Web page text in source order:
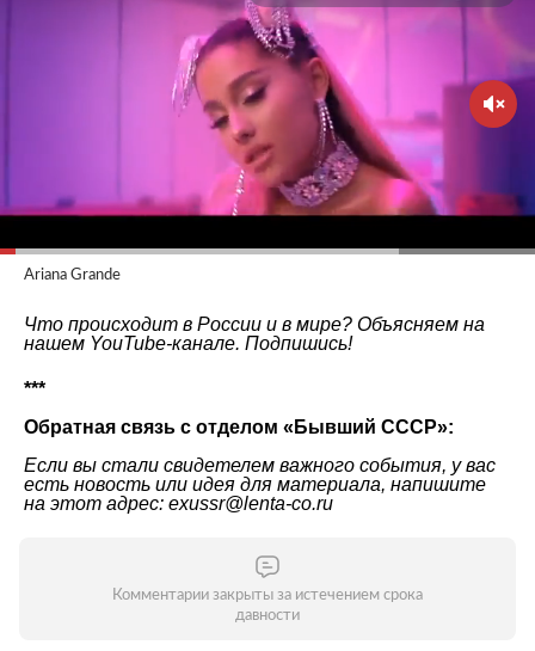
Ariana Grande
Что происходит в России и в мире? Объясняем на
нашем YouTube-канале. Подпишись!
***
Обратная связь с отделом « Бывший СССР»:
Если вы стали свидетелем важного события, у вас
есть новость или идея для материала, напишите
на этот адрес: exussr@lenta-co.ru
Комментарии закрыты за истечением срока
давности